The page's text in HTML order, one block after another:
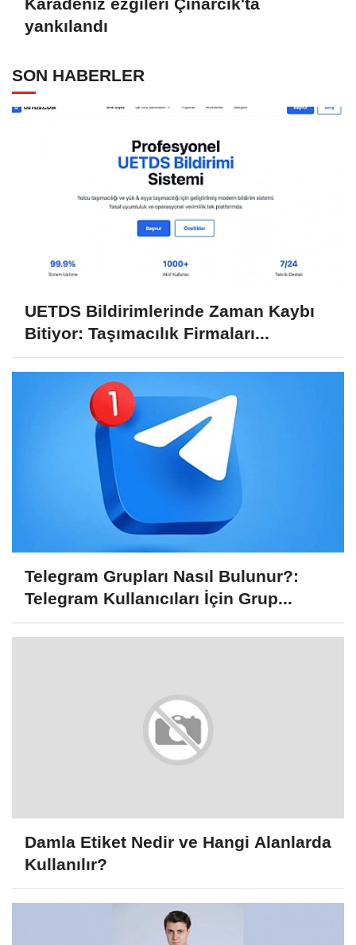
yankılandı
SON HABERLER
UETDS Bildirimlerinde Zaman Kaybı
Bitiyor: Taşımacılık Firmaları...
Telegram Grupları Nasıl Bulunur?:
Telegram Kullanıcıları İçin Grup...
Damla Etiket Nedir ve Hangi Alanlarda
Kullanılır?